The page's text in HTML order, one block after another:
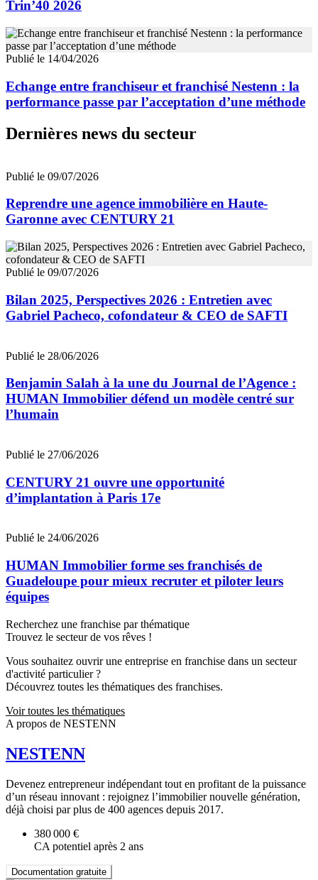
Trin’40 2026
Publié le 14/04/2026
Echange entre franchiseur et franchisé Nestenn : la
performance passe par l’acceptation d’une méthode
Dernières news du secteur
Publié le 09/07/2026
Reprendre une agence immobilière en Haute-
Garonne avec CENTURY 21
Publié le 09/07/2026
Bilan 2025, Perspectives 2026 : Entretien avec
Gabriel Pacheco, cofondateur & CEO de SAFTI
Publié le 28/06/2026
Benjamin Salah à la une du Journal de l’Agence :
HUMAN Immobilier défend un modèle centré sur
l’humain
Publié le 27/06/2026
CENTURY 21 ouvre une opportunité
d’implantation à Paris 17e
Publié le 24/06/2026
HUMAN Immobilier forme ses franchisés de
Guadeloupe pour mieux recruter et piloter leurs
équipes
Recherchez une franchise par thématique
Trouvez le secteur de vos rêves !
Vous souhaitez ouvrir une entreprise en franchise dans un secteur
d'activité particulier ?
Découvrez toutes les thématiques des franchises.
Voir toutes les thématiques
A propos de NESTENN
NESTENN
Devenez entrepreneur indépendant tout en profitant de la puissance
d’un réseau innovant : rejoignez l’immobilier nouvelle génération,
déjà choisi par plus de 400 agences depuis 2017.
380 000 €
CA potentiel après 2 ans
Documentation gratuite